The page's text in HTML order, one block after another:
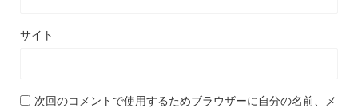
サイト
次回のコメントで使用するためブラウザーに自分の名前、メ